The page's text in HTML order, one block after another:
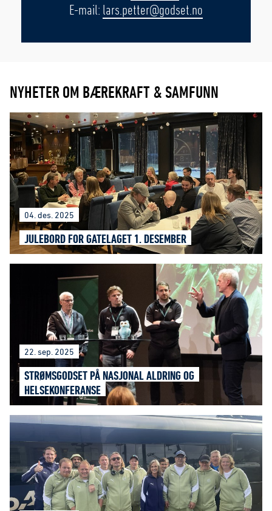
E-mail: lars.petter@godset.no
NYHETER OM BÆREKRAFT & SAMFUNN
04. des. 2025
JULEBORD FOR GATELAGET 1. DESEMBER
22. sep. 2025
STRØMSGODSET PÅ NASJONAL ALDRING OG
HELSEKONFERANSE